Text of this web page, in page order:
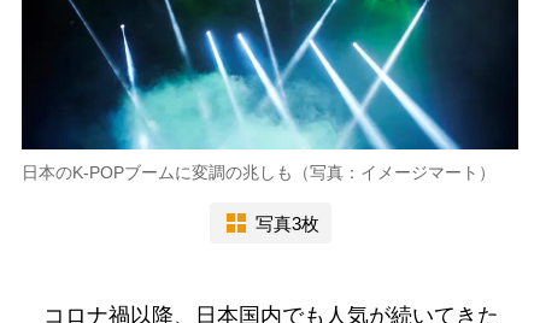
日本のK-POPブームに変調の兆しも（写真：イメージマート）
写真3枚
コロナ禍以降、日本国内でも人気が続いてきた